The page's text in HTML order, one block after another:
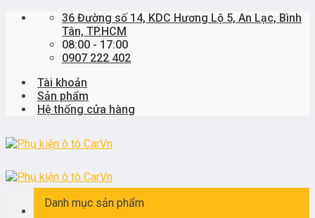
Skip
36 Đường số 14, KDC Hương Lộ 5, An Lạc, Bình
Tân, TP.HCM
08:00 - 17:00
0907 222 402
Tài khoản
Sản phẩm
Hệ thống cửa hàng
Danh mục sản phẩm